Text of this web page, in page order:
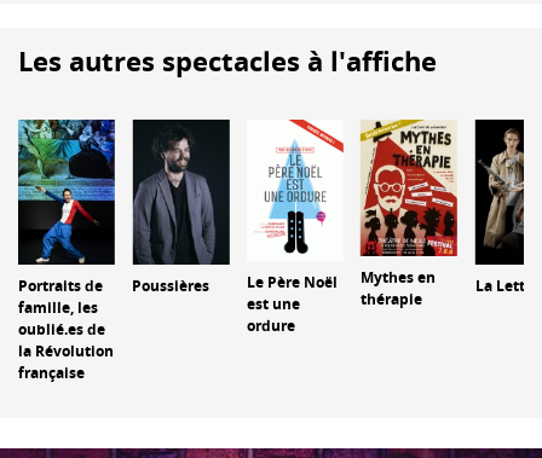
Les autres spectacles à l'affiche
Portraits de
famille, les
oublié.es de
la Révolution
française
Poussières
Le Père Noël
est une
ordure
Mythes en
thérapie
La Lettre